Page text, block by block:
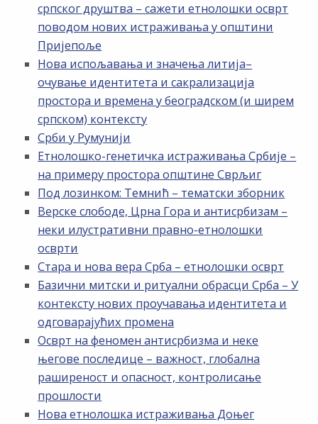
српског друштва – сажети етнолошки осврт
поводом нових истраживања у општини
Пријепоље
Нова испољавања и значења литија–
очување идентитета и сакрализација
простора и времена у београдском (и ширем
српском) контексту
Срби у Румунији
Етнолошко-генетичка истраживања Србије –
на примеру простора општине Сврљиг
Под лозинком: Темнић – тематски зборник
Верске слободе, Црна Гора и антисрбизам –
неки илустративни правно-етнолошки
осврти
Стара и нова вера Срба – етнолошки осврт
Базични митски и ритуални обрасци Срба – У
контексту нових проучавања идентитета и
одговарајућих промена
Осврт на феномен антисрбизма и неке
његове последице – важност, глобална
раширеност и опасност, контролисање
прошлости
Нова етнолошка истраживања Доњег